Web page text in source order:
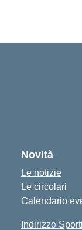
Novità
Le notizie
Le circolari
Calendario
Indirizzo